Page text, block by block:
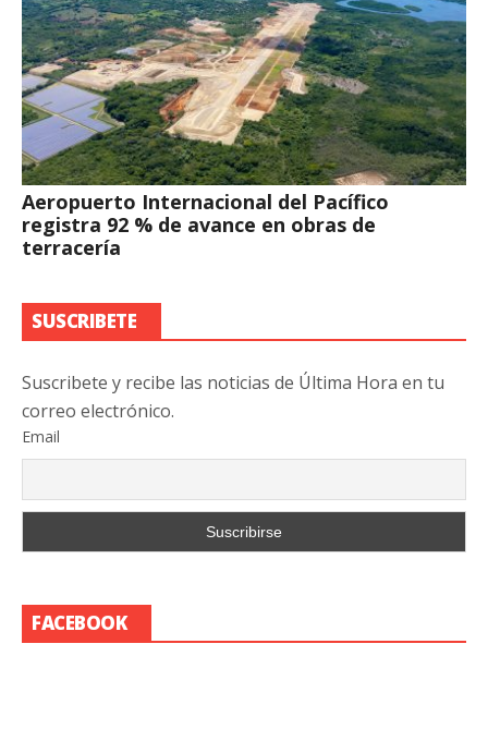
Aeropuerto Internacional del Pacífico
registra 92 % de avance en obras de
terracería
SUSCRIBETE
Suscribete y recibe las noticias de Última Hora en tu
correo electrónico.
Email
FACEBOOK